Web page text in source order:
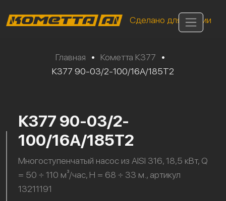
Сделано для России
Главная • Кометта К377
•
К377 90-03/2-100/16А/185Т2
К377 90-03/2-
100/16А/185Т2
Многоступенчатый насос из AISI 316, 18,5 кВт, Q
= 50 ÷ 110 м³/час, H = 68 ÷ 33 м., артикул
13211191